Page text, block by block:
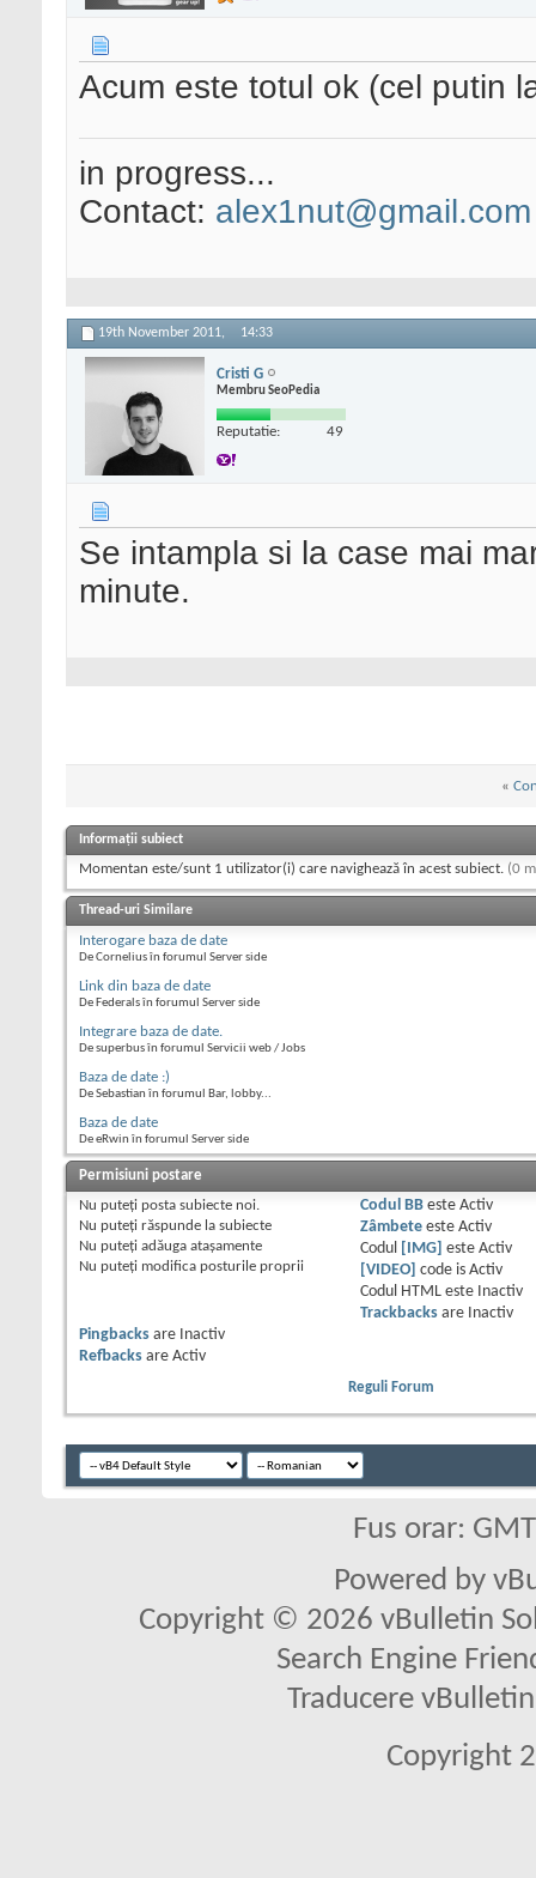
Acum este totul ok (cel putin
in progress...
Contact: alex1nut@gmail.com
19th November 2011, 14:33
Cristi G
Membru SeoPedia
Reputatie: 49
Se intampla si la case mai
minute.
«
Informații subiect
Momentan este/sunt 1 utilizator(i) care navighează în acest subiect. (0
Thread-uri Similare
Interogare baza de date
De Cornelius în forumul Server side
Link din baza de date
De Federals în forumul Server side
Integrare baza de date.
De superbus în forumul Servicii web / Jobs
Baza de date :)
De Sebastian în forumul Bar, lobby...
Baza de date
De eRwin în forumul Server side
Permisiuni postare
Nu puteţi posta subiecte noi.
Nu puteţi răspunde la subiecte
Nu puteţi adăuga ataşamente
Nu puteţi modifica posturile proprii
Codul BBeste Activ
Zâmbeteeste Activ
Codul
[IMG] este Activ
[VIDEO] code is Activ
Codul HTML este
Inactiv
Trackbacksare
Inactiv
Pingbacks are
Inactiv
Refbacks are Activ
Reguli Forum
Fus orar:
Powered by
Copyright © 2026 vBulletin
Search Engine
Traducere
Copyright